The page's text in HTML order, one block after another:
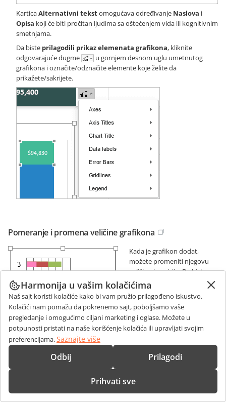
KarticaAlternativni tekstomogućava određivanje Naslova i
Opisa koji će biti pročitan ljudima sa oštećenjem vida ili kognitivnim
smetnjama.
Da biste prilagodili prikaz elemenata grafikona, kliknite
odgovarajuće dugme
u gornjem desnom uglu umetnutog
grafikona i označite/odznačite elemente koje želite da
prikažete/sakrijete.
Pomeranje i promena veličine grafikona
Kada je grafikon dodat,
možete promeniti njegovu
veličinu i poziciju. Da biste
promenili veličinu grafikona,
povucite male kvadrate
smeštene na njegovim
ivicama. Da biste zadržali
originalne proporcije
izabranog grafikona prilikom promene veličine, držite pritisnut taster
Shifti povucite jednu od ikona u uglovima.
Da biste promenili poziciju grafikona, koristite ikonu
koja se
pojavljuje nakon što pređete kursorom miša preko grafikona.
Povucite grafikon na željenu poziciju bez puštanja dugmeta miša.
Harmonija u vašim kolačićima
Naš sajt koristi kolačiće kako bi vam pružio prilagođeno iskustvo.
Kolačići nam pomažu da pokrenemo sajt, poboljšamo vaše
pregledanje i omogućimo ciljani marketing i oglase. Možete u
potpunosti pristati na naše korišćenje kolačića ili upravljati svojim
preferencijama.Saznajte više
Odbij Prilagodi
Prihvati sve